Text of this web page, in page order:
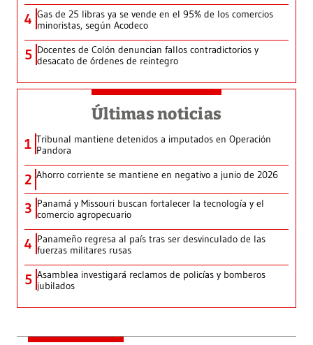
4 Gas de 25 libras ya se vende en el 95% de los comercios
minoristas, según Acodeco
5 Docentes de Colón denuncian fallos contradictorios y
desacato de órdenes de reintegro
Últimas noticias
1 Tribunal mantiene detenidos a imputados en Operación
Pandora
2 Ahorro corriente se mantiene en negativo a junio de 2026
3 Panamá y Missouri buscan fortalecer la tecnología y el
comercio agropecuario
4 Panameño regresa al país tras ser desvinculado de las
fuerzas militares rusas
5 Asamblea investigará reclamos de policías y bomberos
jubilados